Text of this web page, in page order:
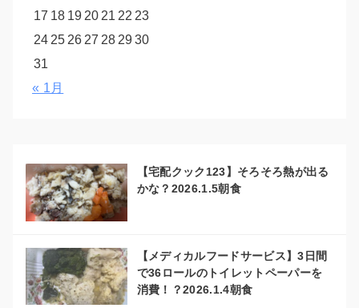
17 18 19 20 21 22 23
24 25 26 27 28 2930
31
« 1月
【宅配クック123】そろそろ熱が出る
かな？2026.1.5朝食
【メディカルフードサービス】3日間
で36ロールのトイレットペーパーを
消費！？2026.1.4朝食